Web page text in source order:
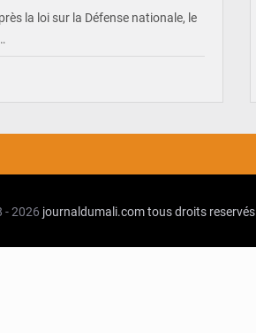
la loi sur la Défense nationale, le
- 2026 journaldumali.comtous droits reservés